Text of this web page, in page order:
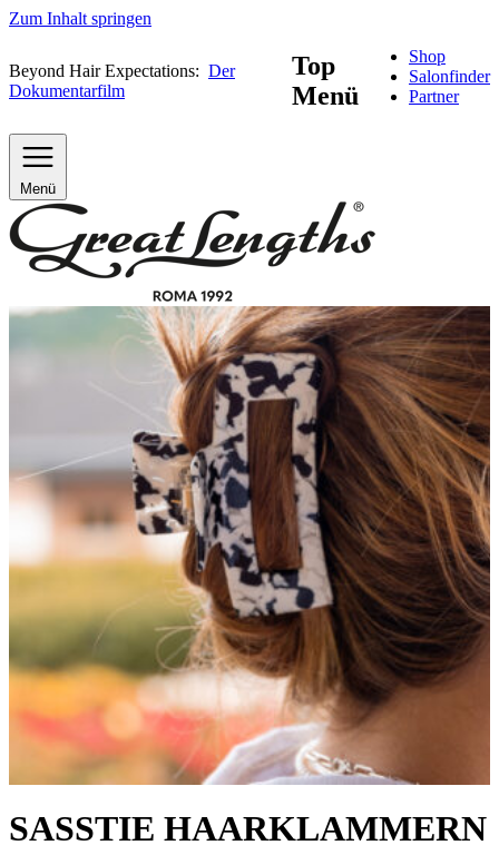
Zum Inhalt springen
Beyond Hair Expectations: Der
Dokumentarfilm
Top
Menü
Shop
Salonfinder
Partner
Menü
SASSTIE HAARKLAMMERN